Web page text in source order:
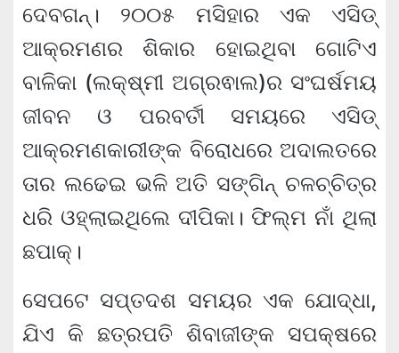
ଦେବଗନ୍। ୨୦୦୫ ମସିହାର ଏକ ଏସିଡ୍
ଆକ୍ରମଣର ଶିକାର ହୋଇଥିବା ଗୋଟିଏ
ବାଳିକା (ଲକ୍ଷ୍ମୀ ଅଗ୍ରଵାଲ)ର ସଂଘର୍ଷମୟ
ଜୀବନ ଓ ପରବର୍ତୀ ସମୟରେ ଏସିଡ୍
ଆକ୍ରମଣକାରୀଙ୍କ ବିରୋଧରେ ଅଦାଲତରେ
ତାର ଲଢେଇ ଭଳି ଅତି ସଙ୍ଗିନ୍ ଚଳଚ୍ଚିତ୍ର
ଧରି ଓହ୍ଲାଇଥିଲେ ଦୀପିକା। ଫିଲ୍ମ ନାଁ ଥିଲା
ଛପାକ୍।
ସେପଟେ ସପ୍ତଦଶ ସମୟର ଏକ ଯୋଦ୍ଧା,
ଯିଏ କି ଛତ୍ରପତି ଶିବାଜୀଙ୍କ ସପକ୍ଷରେ